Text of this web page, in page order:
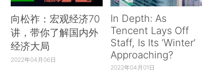
向松祚：宏观经济70
讲，带你了解国内外
经济大局
2022年04月06日
In Depth: As
Tencent Lays Off
Staff, Is Its ‘Winter’
Approaching?
2022年04月01日